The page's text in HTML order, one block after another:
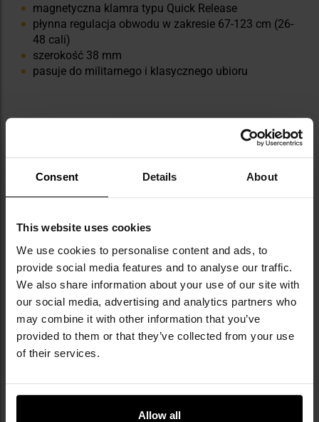
Consent Details About
This website uses cookies
We use cookies to personalise content and ads, to
provide social media features and to analyse our traffic.
We also share information about your use of our site with
our social media, advertising and analytics partners who
may combine it with other information that you’ve
provided to them or that they’ve collected from your use
of their services.
Allow all
magnetyczna klamra typu Quick Release
płynna regulacja obwodu w zakresie 67-123 cm (26-
48 cali)
szerokość 38 mm
pasuje do militarnego i klasycznego ubioru
AKTYWNOŚCI
Survival, bushcraft:Dzięki militarnemu stylowi i
solidnej konstrukcji, pasek świetnie wpisuje się w
wyposażenie survivalowe. Można na nim zawiesić
lekkie narzędzia, takie jak organizer, apteczka czy
niewielkie etui na akcesoria.
Turystyka górska i trekking:
wytrzymałość oraz łatwość regulacji zapewniają
komfort noszenia nawet w wymagających warunkach.